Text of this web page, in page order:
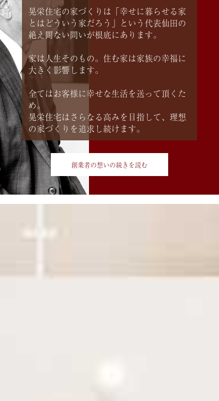
晃栄住宅の家づくりは「幸せに暮らせる家
とはどういう家だろう」という代表仙田の
絶え間ない問いが根底にあります。
家は人生そのもの。住む家は家族の幸福に
大きく影響します。
全てはお客様に幸せな生活を送って頂くた
め。
晃栄住宅はさらなる高みを目指して、理想
の家づくりを追求し続けます。
創業者の想いの続きを読む